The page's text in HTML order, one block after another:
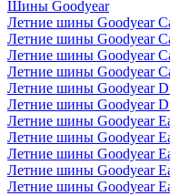
Шины Goodyear
Летние шины Goodyear
Летние шины Goodyear
Летние шины Goodyear
Летние шины Goodyear
Летние шины Goodyear
Летние шины Goodyear
Летние шины Goodyear
Летние шины Goodyear
Летние шины Goodyear
Летние шины Goodyear
Летние шины Goodyear